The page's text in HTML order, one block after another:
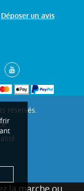
Déposer un avis
réservés.